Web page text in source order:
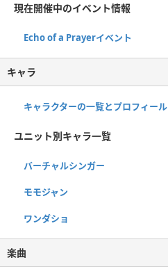
現在開催中のイベント情報
Echo of a Prayerイベント
キャラ
キャラクターの一覧とプロフィール
ユニット別キャラ一覧
バーチャルシンガー
モモジャン
ワンダショ
楽曲